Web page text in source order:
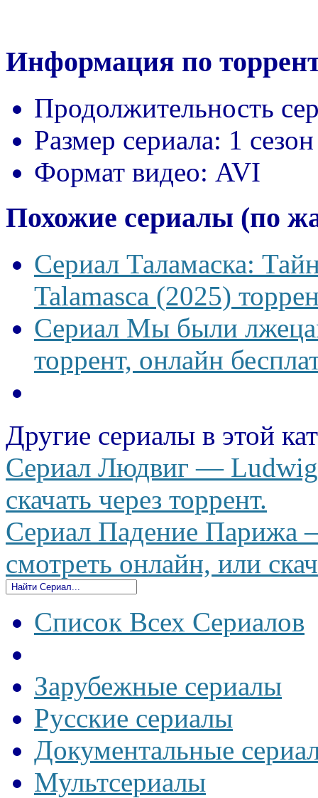
Информация по
Продолжительность
Размер сериала: 1
Формат видео: AVI
Похожие сериалы (по
Сериал Таламаска:
Talamasca (2025)
Сериал Мы были
торрент, онлайн
Другие сериалы в этой
Сериал Людвиг — Ludwig
скачать через торрент.
Сериал Падение Парижа
смотреть онлайн, или
Список Всех Сериалов
Зарубежные сериалы
Русские сериалы
Документальные
Мультсериалы